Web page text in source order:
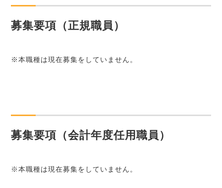
募集要項（正規職員）
※本職種は現在募集をしていません。
募集要項（会計年度任用職員）
※本職種は現在募集をしていません。